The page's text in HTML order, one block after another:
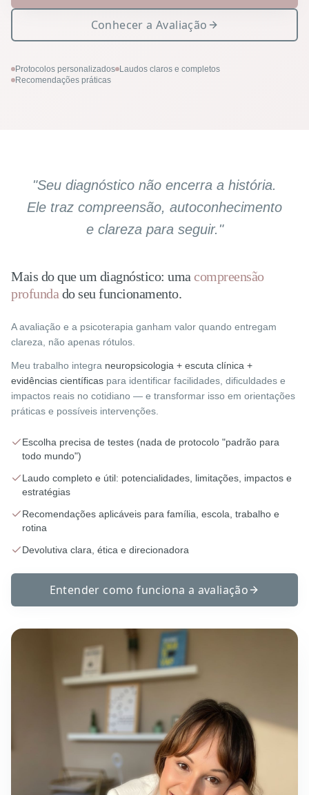
Conhecer a Avaliação
Protocolos personalizados Laudos claros e completos
Recomendações práticas
"Seu diagnóstico não encerra a história.
Ele traz compreensão, autoconhecimento
e clareza para seguir."
Mais do que um diagnóstico: uma compreensão
profunda do seu funcionamento.
A avaliação e a psicoterapia ganham valor quando entregam
clareza, não apenas rótulos.
Meu trabalho integra neuropsicologia + escuta clínica +
evidências científicas para identificar facilidades, dificuldades e
impactos reais no cotidiano — e transformar isso em orientações
práticas e possíveis intervenções.
Escolha precisa de testes (nada de protocolo "padrão para
todo mundo")
Laudo completo e útil: potencialidades, limitações, impactos e
estratégias
Recomendações aplicáveis para família, escola, trabalho e
rotina
Devolutiva clara, ética e direcionadora
Entender como funciona a avaliação